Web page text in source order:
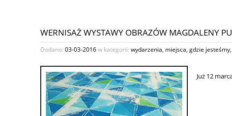
WERNISAŻ WYSTAWY OBRAZÓW MAGDALENY
Dodano: 03-03-2016w kategorii: wydarzenia, miejsca, gdzie jesteśmy,
Już 12